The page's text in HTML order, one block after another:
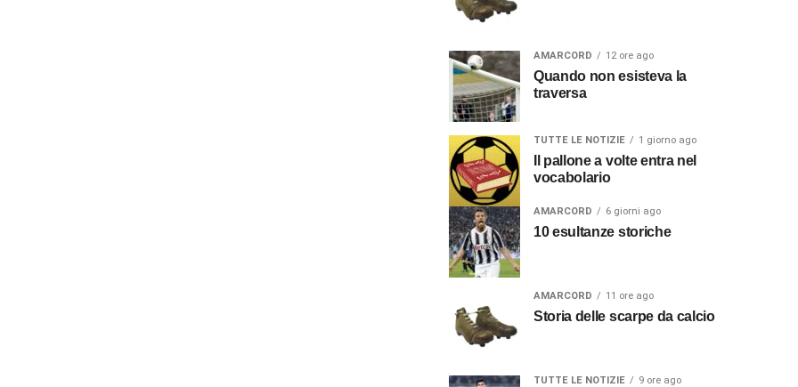
AMARCORD 12 ore ago
Quando non esisteva la
traversa
TUTTE LE NOTIZIE 1 giorno ago
Il pallone a volte entra nel
vocabolario
AMARCORD 6 giorni ago
10 esultanze storiche
AMARCORD 11 ore ago
Storia delle scarpe da calcio
TUTTE LE NOTIZIE 9 ore ago